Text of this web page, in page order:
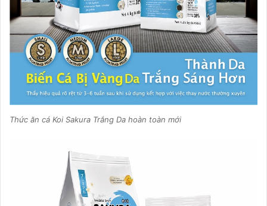
Thức ăn cá Koi Sakura Trắng Da hoàn toàn mới